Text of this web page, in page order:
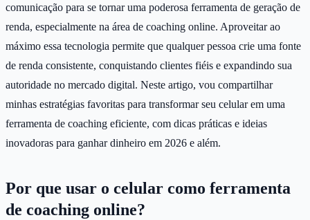
comunicação para se tornar uma poderosa ferramenta de geração de
renda, especialmente na área de coaching online. Aproveitar ao
máximo essa tecnologia permite que qualquer pessoa crie uma fonte
de renda consistente, conquistando clientes fiéis e expandindo sua
autoridade no mercado digital. Neste artigo, vou compartilhar
minhas estratégias favoritas para transformar seu celular em uma
ferramenta de coaching eficiente, com dicas práticas e ideias
inovadoras para ganhar dinheiro em 2026 e além.
Por que usar o celular como ferramenta
de coaching online?